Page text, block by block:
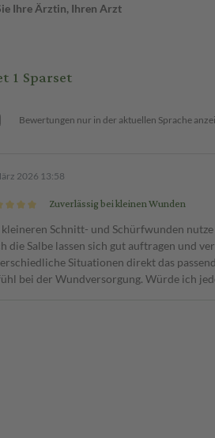
Ihre Ärztin, Ihren Arzt
1 Sparset
Bewertungen nur in der aktuellen Sprache
2026 13:58
Zuverlässig bei kleinen Wunden
kleineren Schnitt- und Schürfwunden
die Salbe lassen sich gut auftragen und
Situationen direkt das
bei der Wundversorgung. Würde ich